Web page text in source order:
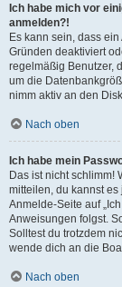
Ich habe mich vor
anmelden?!
Es kann sein, dass
Gründen deaktiviert
regelmäßig Benutzer,
um die
nimm aktiv an den
Nach oben
Ich habe mein
Das ist nicht schlimm!
mitteilen, du kannst
Anmelde-Seite auf
Anweisungen folgst.
Solltest du trotzdem
wende dich an die
Nach oben